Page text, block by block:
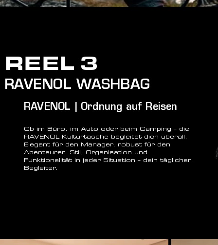
RAVENOL | Ordnung auf Reisen
Ob im Büro, im Auto oder beim Camping – die
RAVENOL Kulturtasche begleitet dich überall.
Elegant für den Manager, robust für den
Abenteurer. Stil, Organisation und
Funktionalität in jeder Situation – dein täglicher
Begleiter.
REEL 3
RAVENOL WASHBAG